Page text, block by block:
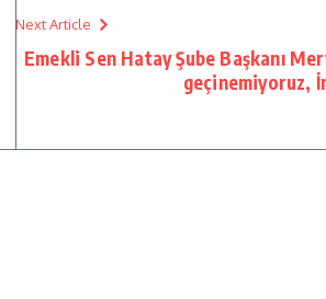
Next Article
Emekli Sen Hatay Şube Başkanı
geçinemiyoruz,